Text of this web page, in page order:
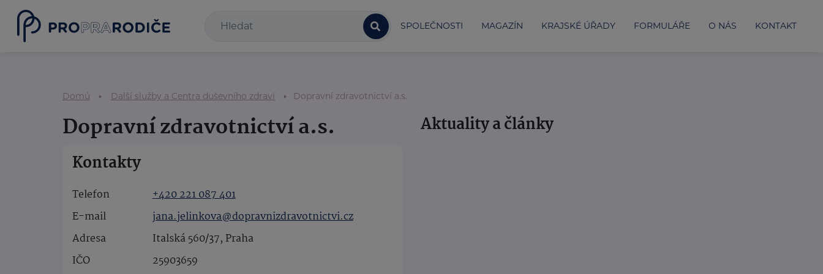
SPOLEČNOSTI MAGAZÍN KRAJSKÉ ÚŘADY FORMULÁŘE O NÁS KONTAKT
Domů Další služby a Centra duševního zdraví Dopravní zdravotnictví a.s.
Dopravní zdravotnictví a.s.
Kontakty
Telefon
+420 221 087 401
E-mail
jana.jelinkova@dopravnizdravotnictvi.cz
Adresa
Italská 560/37, Praha
IČO
25903659
Aktuality a články